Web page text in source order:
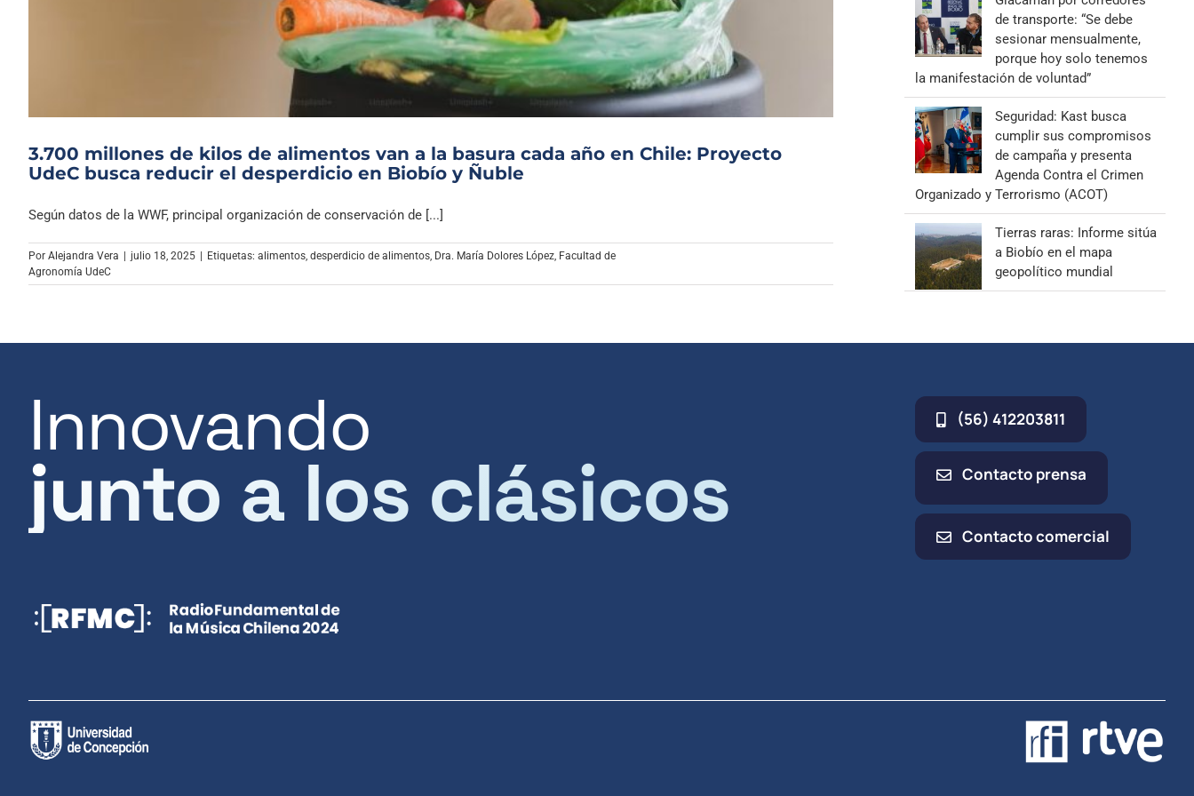
Archivo Sonoro
3.700 millones de kilos de alimentos van a la basura cada año en Chile: Proyecto
UdeC busca reducir el desperdicio en Biobío y Ñuble
Según datos de la WWF, principal organización de conservación de [...]
Por Alejandra Vera julio 18, 2025 Etiquetas: alimentos, desperdicio de alimentos, Dra. María Dolores López, Facultad de
Agronomía UdeC
de transporte: “Se debe
sesionar mensualmente,
porque hoy solo tenemos
la manifestación de voluntad”
Seguridad: Kast busca
cumplir sus compromisos
de campaña y presenta
Agenda Contra el Crimen
Organizado y Terrorismo (ACOT)
Tierras raras: Informe sitúa
a Biobío en el mapa
geopolítico mundial
Innovando
junto a los clásicos
(56) 412203811
Contacto prensa
Contacto comercial